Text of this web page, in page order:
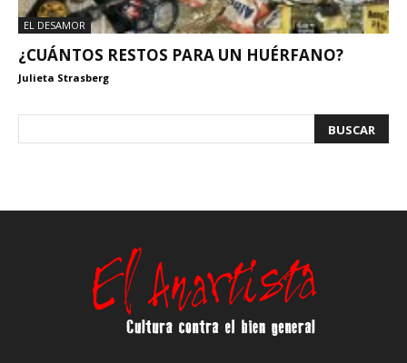
EL DESAMOR
¿CUÁNTOS RESTOS PARA UN HUÉRFANO?
Julieta Strasberg